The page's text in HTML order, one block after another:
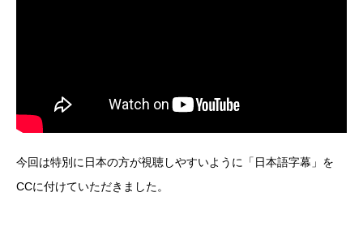
今回は特別に日本の方が視聴しやすいように「日本語字幕」を
CCに付けていただきました。